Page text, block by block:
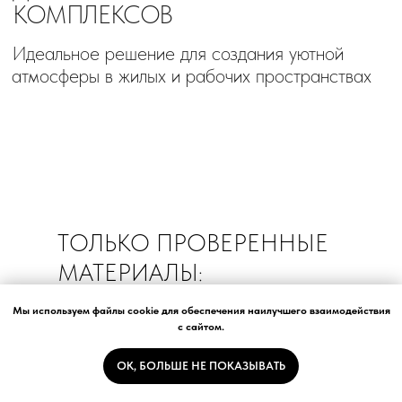
ТОЛЬКО ПРОВЕРЕННЫЕ
МАТЕРИАЛЫ:
ткани коммерческого класса, которые
сохраняют статусный вид даже при высокой
проходимости
Мы используем файлы cookie для обеспечения наилучшего взаимодействия
с сайтом.
OK, БОЛЬШЕ НЕ ПОКАЗЫВАТЬ